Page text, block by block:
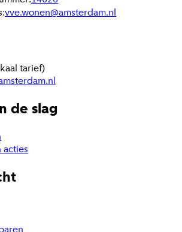
vve.wonen@amsterdam.nl
tarief)
de slag
acties